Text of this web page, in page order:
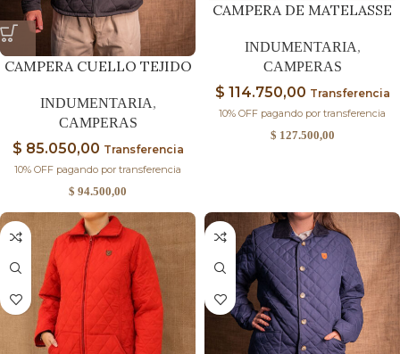
CAMPERA CUELLO TEJIDO
INDUMENTARIA,
CAMPERAS
$ 85.050,00 Transferencia
10% OFF pagando por transferencia
$ 94.500,00
CAMPERA DE MATELASSE
INDUMENTARIA,
CAMPERAS
$ 114.750,00 Transferencia
10% OFF pagando por transferencia
$ 127.500,00